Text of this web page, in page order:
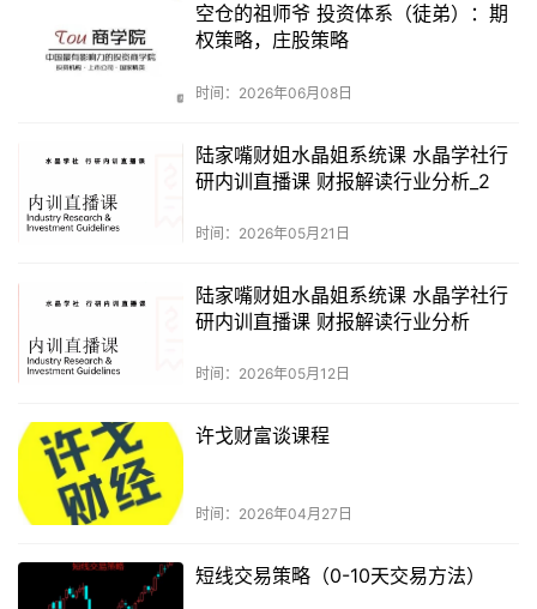
空仓的祖师爷 投资体系（徒弟）：期
权策略，庄股策略
时间：2026年06月08日
陆家嘴财姐水晶姐系统课 水晶学社行
研内训直播课 财报解读行业分析_2
时间：2026年05月21日
陆家嘴财姐水晶姐系统课 水晶学社行
研内训直播课 财报解读行业分析
时间：2026年05月12日
许戈财富谈课程
时间：2026年04月27日
短线交易策略（0-10天交易方法）